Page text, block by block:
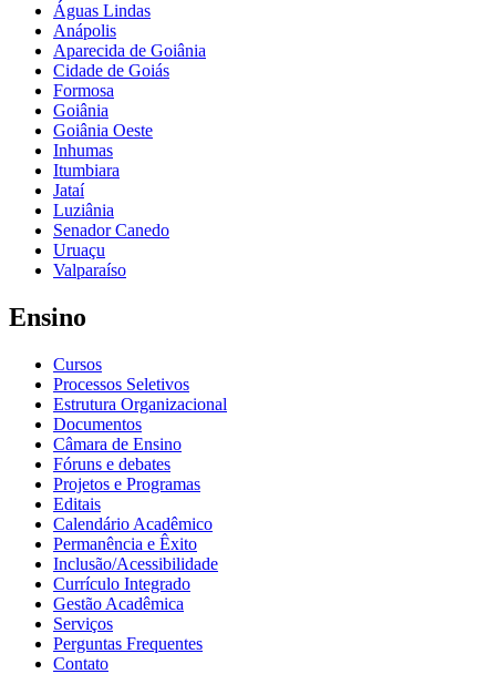
Águas Lindas
Anápolis
Aparecida de Goiânia
Cidade de Goiás
Formosa
Goiânia
Goiânia Oeste
Inhumas
Itumbiara
Jataí
Luziânia
Senador Canedo
Uruaçu
Valparaíso
Ensino
Cursos
Processos Seletivos
Estrutura Organizacional
Documentos
Câmara de Ensino
Fóruns e debates
Projetos e Programas
Editais
Calendário Acadêmico
Permanência e Êxito
Inclusão/Acessibilidade
Currículo Integrado
Gestão Acadêmica
Serviços
Perguntas Frequentes
Contato